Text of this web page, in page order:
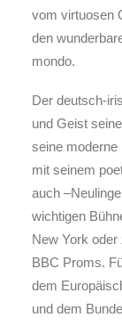
vom virtuosen
den
mondo.
Der deutsch-
und Geist
seine moderne
mit seinem
auch
wichtigen
New York
BBC Proms.
dem
und dem